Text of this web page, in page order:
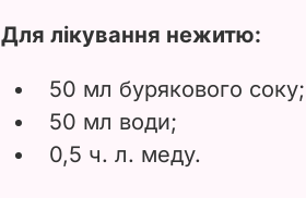
Для лікування нежитю:
50 мл бурякового соку;
50 мл води;
0,5 ч. л. меду.